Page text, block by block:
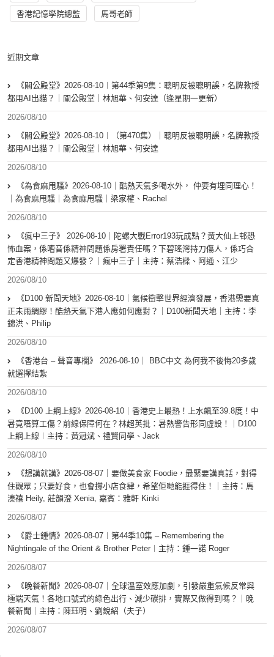
香港記憶學院總監 馬哥老師
近期文章
《關公殿堂》2026-08-10︱第44季第9集：聰明反被聰明誤，名牌教授
都用AI出貓？｜關公殿堂｜林旭華、何安達（逢星期一更新）
2026/08/10
《關公殿堂》2026-08-10︱（第470集）｜聰明反被聰明誤，名牌教授
都用AI出貓？｜關公殿堂｜林旭華、何安達
2026/08/10
《為食麻甩騷》2026-08-10｜酷熱天氣多喝水外， 仲要有埋同理心！
｜為食麻甩騷｜為食麻甩騷｜梁家權、Rachel
2026/08/10
《瘋中三子》 2026-08-10｜陀螺大戰Error193玩成點？黃大仙上邨恐
怖血案，係嘈音係精神問題係房署責任嗎？下碧瑤灣持刀傷人，係巧合
定香港精神問題又爆發？｜瘋中三子｜主持：蔡浩樑、阿通、江少
2026/08/10
《D100 新聞天地》2026-08-10｜氣候衝擊世界經濟發展，香港需要真
正未雨綢繆！酷熱天氣下港人應如何應對？｜D100新聞天地｜主持：李
錦洪、Philip
2026/08/10
《香港台 – 聲音專欄》 2026-08-10｜ BBC中文 為何我不後悔20多歲
就選擇結紮
2026/08/10
《D100 上綱上線》2026-08-10｜香港史上最熱！上水飆至39.8度！中
暑竟唔算工傷？前線保障何在？林超英批：暑熱警告形同虛設！｜D100
上綱上線︱主持：黃冠斌、禮賢同學、Jack
2026/08/10
《想講就講》2026-08-07｜要做美食家 Foodie，最緊要講真話，對得
住觀眾；只要好食，也會撐小店食肆，希望佢哋能捱得住！｜主持：馬
溱禧 Heily, 莊韻澄 Xenia, 嘉賓：雅軒 Kinki
2026/08/07
《爵士鍾情》2026-08-07︱第44季10集 – Remembering the
Nightingale of the Orient & Brother Peter︱主持：鍾一諾 Roger
2026/08/07
《晚餐新聞》2026-08-07｜全球溫室效應加劇，引發嚴重氣候反常與
極端天氣！各地口號式的綠色出行、減少碳排，實際又做得到嗎？｜晚
餐新聞｜主持：陳珏明、劉銳紹（夫子）
2026/08/07